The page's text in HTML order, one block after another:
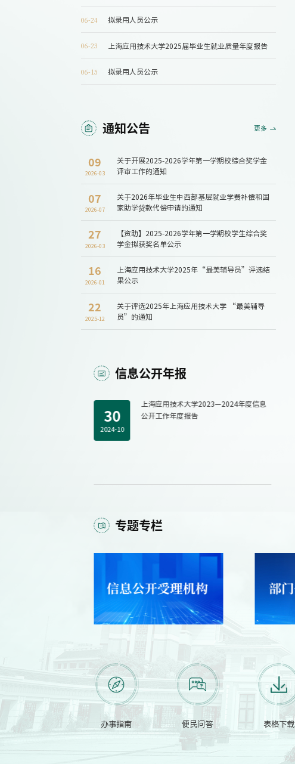
06-24 拟录用人员公示
06-23 上海应用技术大学2025届毕业生就业质量年度报告
06-15 拟录用人员公示
通知公告 更多
09
2026-03
关于开展2025-2026学年第一学期校综合奖学金
评审工作的通知
07
2026-07
关于2026年毕业生中西部基层就业学费补偿和国
家助学贷款代偿申请的通知
27
2026-03
【资助】2025-2026学年第一学期校学生综合奖
学金拟获奖名单公示
16
2026-01
上海应用技术大学2025年“最美辅导员”评选结
果公示
22
2025-12
关于评选2025年上海应用技术大学 “最美辅导
员”的通知
础课集体备课和教学改革研讨
学校举办2026（第十二届）全国香料香精技术交流
年会
2026-08-07
信息公开年报
30
2024-10
上海应用技术大学2023—2024年度信息
公开工作年度报告
专题专栏
办事指南 便民问答 表格下载